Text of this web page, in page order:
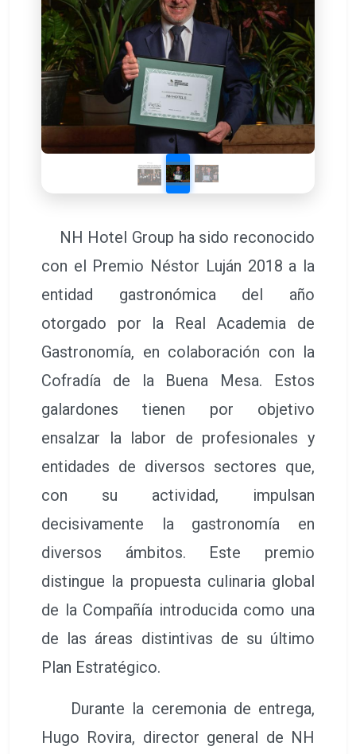
NH Hotel Group ha sido reconocido
con el Premio Néstor Luján 2018 a la
entidad gastronómica del año
otorgado por la Real Academia de
Gastronomía, en colaboración con la
Cofradía de la Buena Mesa. Estos
galardones tienen por objetivo
ensalzar la labor de profesionales y
entidades de diversos sectores que,
con su actividad, impulsan
decisivamente la gastronomía en
diversos ámbitos. Este premio
distingue la propuesta culinaria global
de la Compañía introducida como una
de las áreas distintivas de su último
Plan Estratégico.
Durante la ceremonia de entrega,
Hugo Rovira, director general de NH